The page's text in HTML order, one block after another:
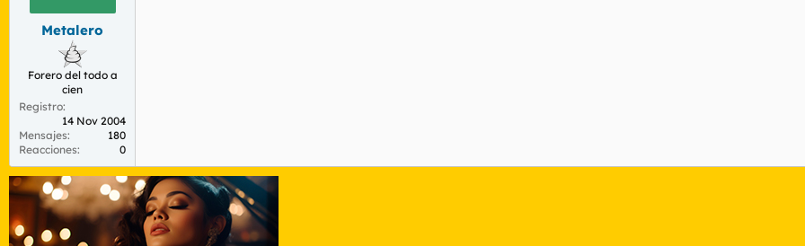
Metalero
Forero del todo a
cien
Registro
14 Nov 2004
Mensajes
180
Reacciones
0